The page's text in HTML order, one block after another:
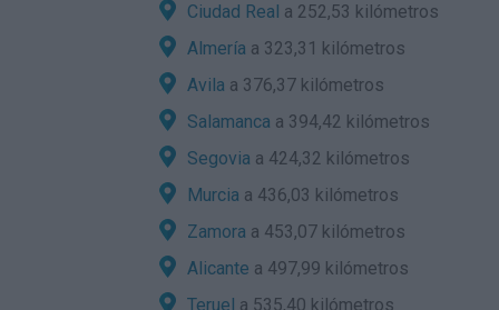
Ciudad Real a 252,53 kilómetros
Almería a 323,31 kilómetros
Avila a 376,37 kilómetros
Salamanca a 394,42 kilómetros
Segovia a 424,32 kilómetros
Murcia a 436,03 kilómetros
Zamora a 453,07 kilómetros
Alicante a 497,99 kilómetros
Teruel a 535,40 kilómetros